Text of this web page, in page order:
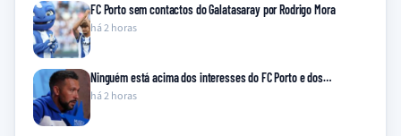
FC Porto sem contactos do Galatasaray por Rodrigo Mora
há 2 horas
Ninguém está acima dos interesses do FC Porto e dos…
há 2 horas